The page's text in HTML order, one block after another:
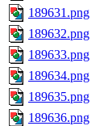
189631.png
189632.png
189633.png
189634.png
189635.png
189636.png